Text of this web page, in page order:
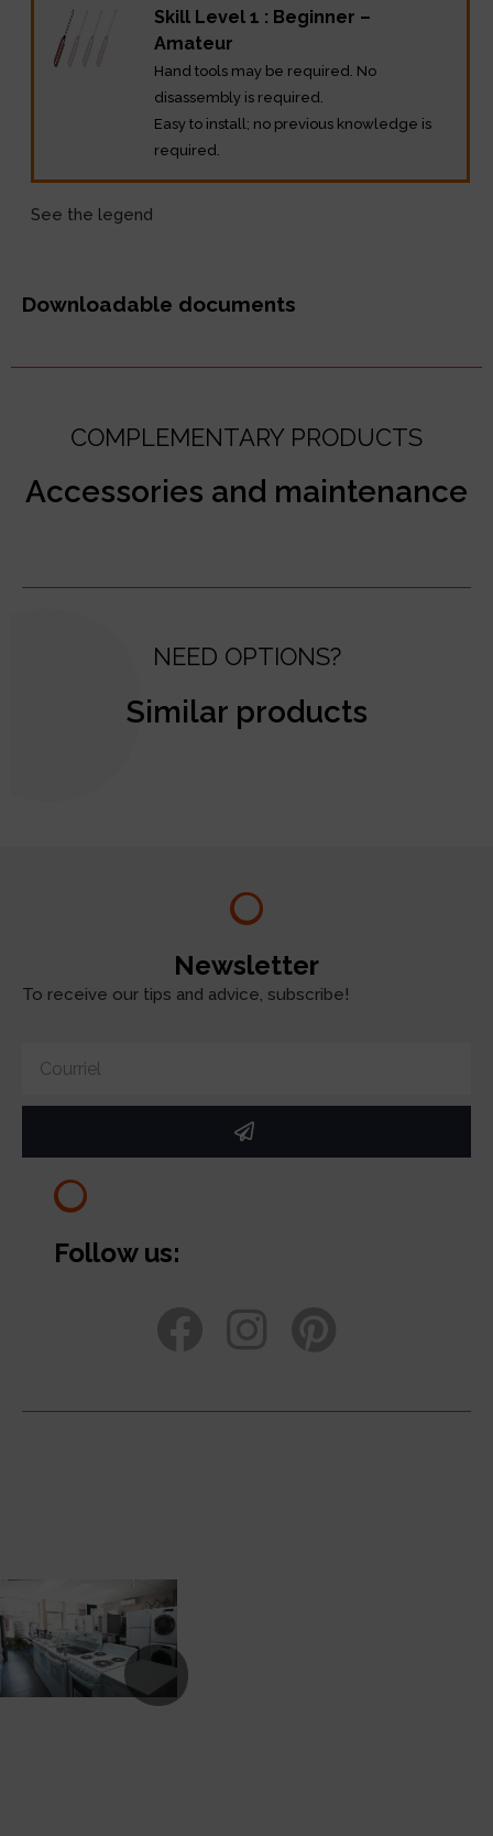
Skill Level 1 : Beginner –
Amateur
Hand tools may be required. No
disassembly is required.
Easy to install; no previous knowledge is
required.
See the legend
Downloadable documents
COMPLEMENTARY PRODUCTS
Accessories and maintenance
NEED OPTIONS?
Similar products
Newsletter
To receive our tips and advice, subscribe!
Follow us: